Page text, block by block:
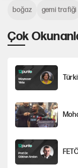
Çok
boğaz gemi trafiği